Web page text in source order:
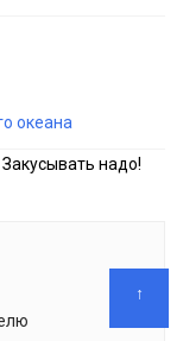
океана
надо!
↑